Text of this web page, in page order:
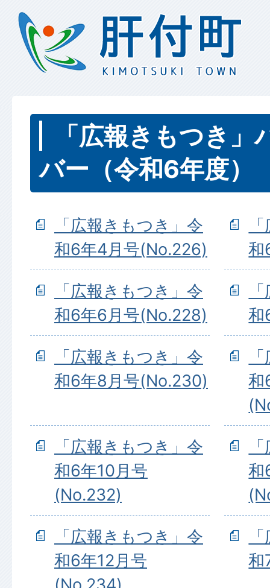
「広報きもつき」
バー（令和6年度）
「広報きもつき」令
和6年4月号(No.226)
和
「広報きもつき」令
和6年6月号(No.228)
和
「広報きもつき」令
和6年8月号(No.230)
和
「広報きもつき」令
和6年10月号
(No.232)
和
「広報きもつき」令
和6年12月号
和